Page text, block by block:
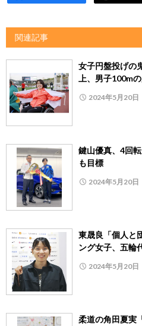
関連記事
女子円盤投げの
上、男子100m
2024年5月20日
鍵山優真、4回
も目標
2024年5月20日
東晟良「個人と
ング女子、五輪
2024年5月20日
柔道の角田夏実